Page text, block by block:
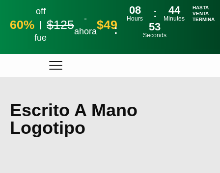
60%
off
fue
$125
-
ahora$49
08
Hours
44
Minutes
53
Seconds
HASTA
VENTA
TERMINA
Escrito A Mano
Logotipo